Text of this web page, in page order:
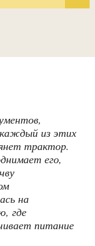
из этих
трактор.
его,
на
где
питание